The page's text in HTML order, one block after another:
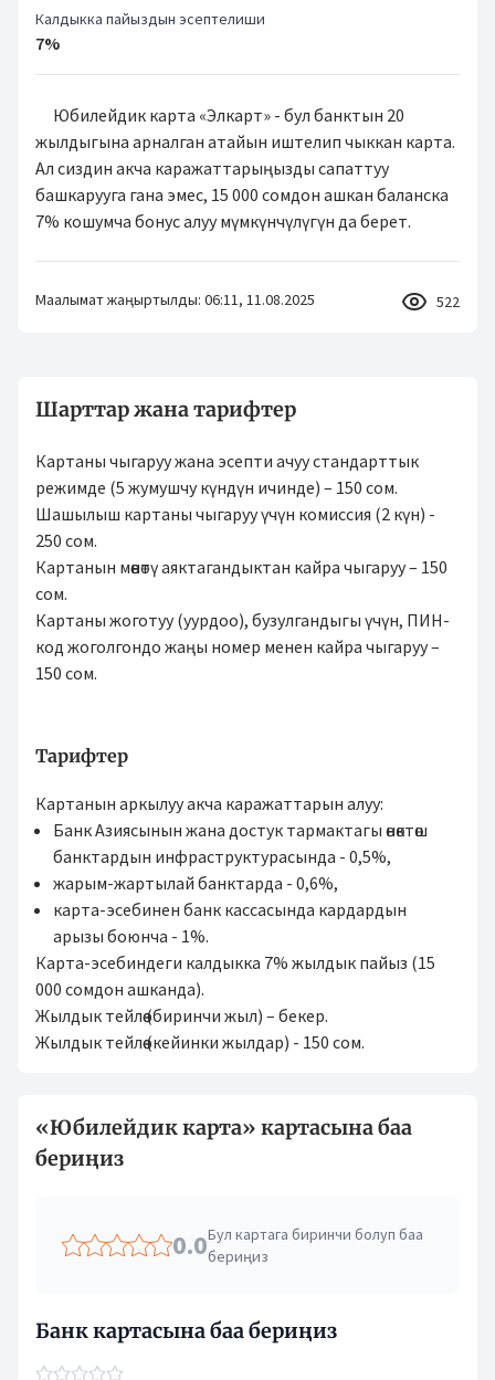
Калдыкка пайыздын эсептелиши
7%
Юбилейдик карта «Элкарт» - бул банктын 20
жылдыгына арналган атайын иштелип чыккан карта.
Ал сиздин акча каражаттарыңызды сапаттуу
башкарууга гана эмес, 15 000 сомдон ашкан баланска
7% кошумча бонус алуу мүмкүнчүлүгүн да берет.
Маалымат жаңыртылды: 06:11, 11.08.2025 522
Шарттар жана тарифтер
Картаны чыгаруу жана эсепти ачуу стандарттык
режимде (5 жумушчу күндүн ичинде) – 150 сом.
Шашылыш картаны чыгаруу үчүн комиссия (2 күн) -
250 сом.
Картанын мөөнөтү аяктагандыктан кайра чыгаруу – 150
сом.
Картаны жоготуу (уурдоо), бузулгандыгы үчүн, ПИН-
код жоголгондо жаңы номер менен кайра чыгаруу –
150 сом.
Тарифтер
Картанын аркылуу акча каражаттарын алуу:
Банк Азиясынын жана достук тармактагы өнөктөш
банктардын инфраструктурасында - 0,5%,
жарым-жартылай банктарда - 0,6%,
карта-эсебинен банк кассасында кардардын
арызы боюнча - 1%.
Карта-эсебиндеги калдыкка 7% жылдык пайыз (15
000 сомдон ашканда).
Жылдык тейлөө (биринчи жыл) – бекер.
Жылдык тейлөө (кейинки жылдар) - 150 сом.
«Юбилейдик карта» картасына баа
бериңиз
0.0Бул картага биринчи болуп баа
бериңиз
Банк картасына баа бериңиз